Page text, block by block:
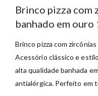
Brinco pizza com
banhado em ouro
Brinco pizza com
Acessório clássico e
alta qualidade banhada
antialérgica. Perfeito em